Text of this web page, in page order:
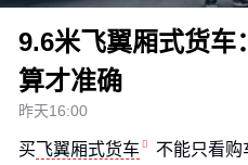
9.6米飞翼厢式货车
算才准确
昨天16:00
买飞翼厢式货车
不能只看购